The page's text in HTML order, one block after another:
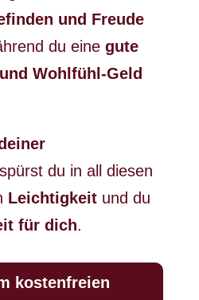
und Freude
du eine gute
Wohlfühl-Geld
spürst du in all diesen
Leichtigkeitund du
für dich.
kostenfreien